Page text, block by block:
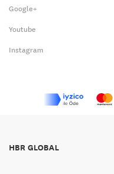
Google+
Youtube
Instagram
HBR GLOBAL